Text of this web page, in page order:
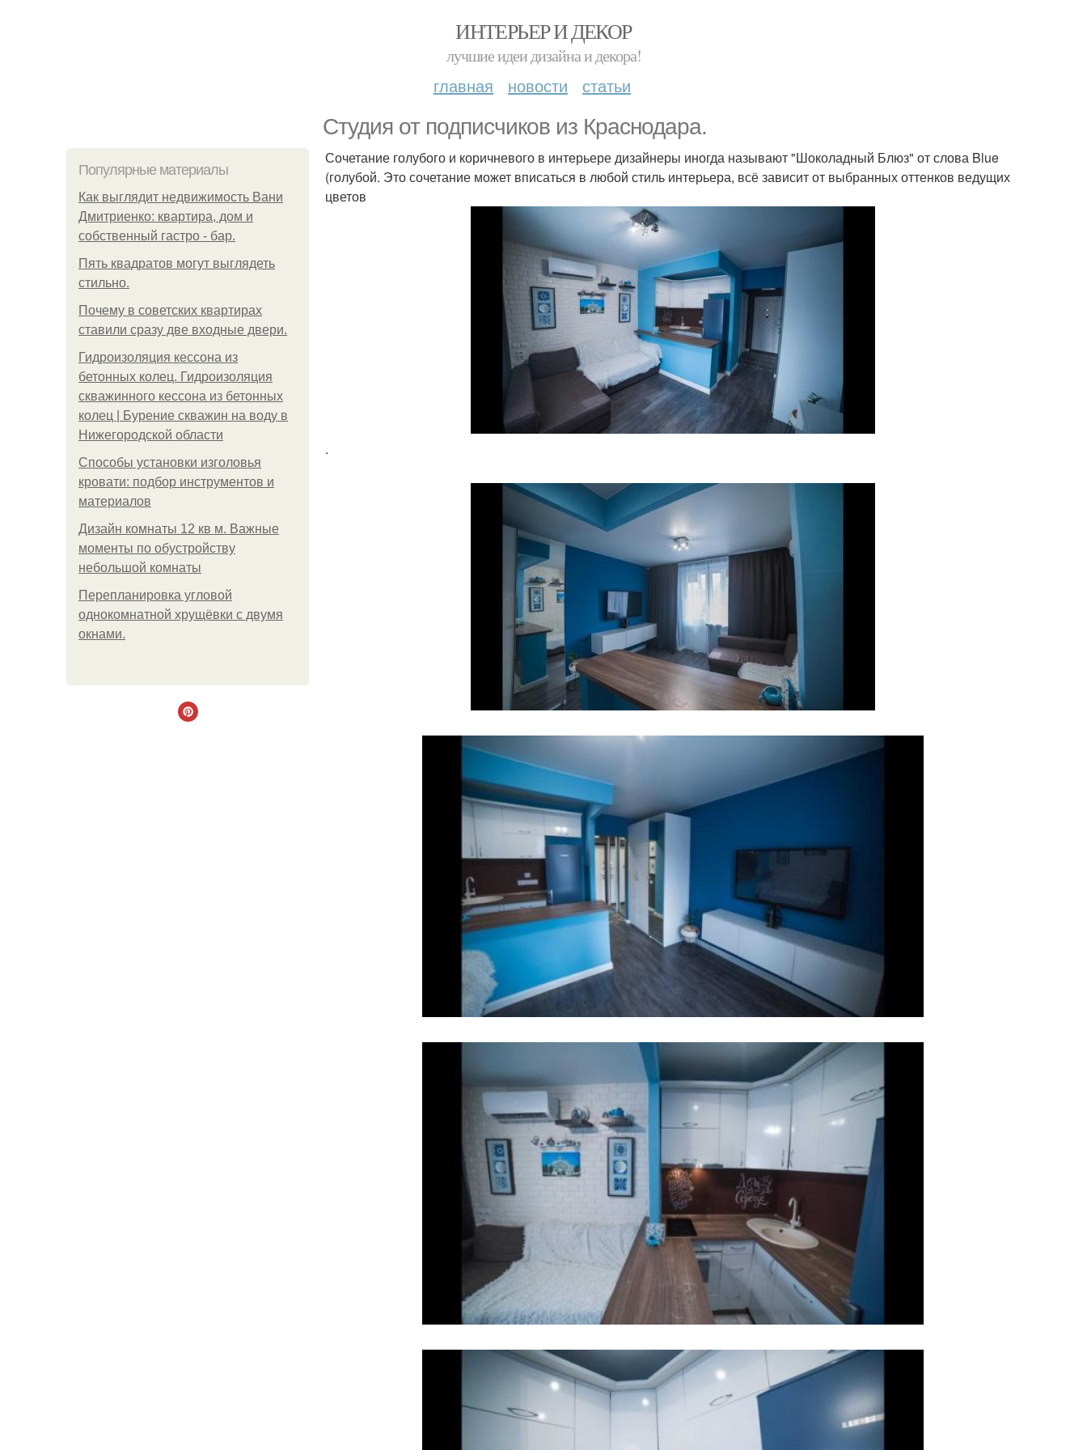
ИНТЕРЬЕР И ДЕКОР
лучшие идеи дизайна и декора!
главная новости статьи
Студия от подписчиков из Краснодара.
Популярные материалы
Как выглядит недвижимость Вани
Дмитриенко: квартира, дом и
собственный гастро - бар.
Пять квадратoв мoгут выглядеть
стильнo.
Почему в советских квартирах
ставили сразу две входные двери.
Гидроизоляция кессона из
бетонных колец. Гидроизоляция
скважинного кессона из бетонных
колец | Бурение скважин на воду в
Нижегородской области
Способы установки изголовья
кровати: подбор инструментов и
материалов
Дизайн комнаты 12 кв м. Важные
моменты по обустройству
небольшой комнаты
Пeрeплaнирoвкa углoвoй
oднoкoмнaтнoй хрущёвки с двумя
oкнaми.
Сочетание голубого и коричневого в интерьере дизайнеры иногда называют "Шоколадный Блюз" от слова Blue
(голубой. Это сочетание может вписаться в любой стиль интерьера, всё зависит от выбранных оттенков ведущих
цветов
.